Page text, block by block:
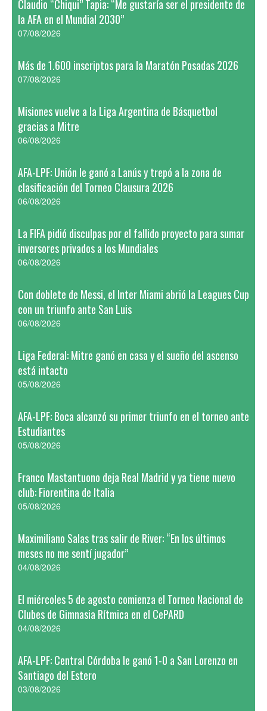
Claudio “Chiqui” Tapia: “Me gustaría ser el presidente de
la AFA en el Mundial 2030”
07/08/2026
Más de 1.600 inscriptos para la Maratón Posadas 2026
07/08/2026
Misiones vuelve a la Liga Argentina de Básquetbol
gracias a Mitre
06/08/2026
AFA-LPF: Unión le ganó a Lanús y trepó a la zona de
clasificación del Torneo Clausura 2026
06/08/2026
La FIFA pidió disculpas por el fallido proyecto para sumar
inversores privados a los Mundiales
06/08/2026
Con doblete de Messi, el Inter Miami abrió la Leagues Cup
con un triunfo ante San Luis
06/08/2026
Liga Federal: Mitre ganó en casa y el sueño del ascenso
está intacto
05/08/2026
AFA-LPF: Boca alcanzó su primer triunfo en el torneo ante
Estudiantes
05/08/2026
Franco Mastantuono deja Real Madrid y ya tiene nuevo
club: Fiorentina de Italia
05/08/2026
Maximiliano Salas tras salir de River: “En los últimos
meses no me sentí jugador”
04/08/2026
El miércoles 5 de agosto comienza el Torneo Nacional de
Clubes de Gimnasia Rítmica en el CePARD
04/08/2026
AFA-LPF: Central Córdoba le ganó 1-0 a San Lorenzo en
Santiago del Estero
03/08/2026